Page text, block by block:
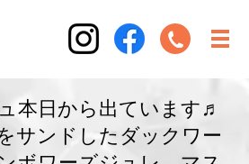
本日から出ています♬
サンドしたダックワー